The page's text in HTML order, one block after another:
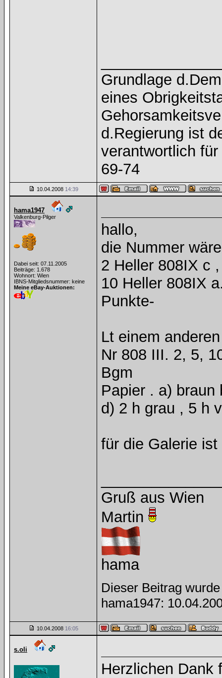
Grundlage
eines
d.Regierung ist
verantwortlich
69-74
10.04.2008 14:39
hama1947
Valkenburg-Pilger
Dabei seit: 07.11.2005
Beiträge: 1.678
Wohnort: Wien
IBNS-Mitgliedsnummer: keine
Meine eBay-Auktionen:
hallo,
die Nummer wäre
2 Heller 808IX c
10 Heller 808IX
Punkte-
Lt einem
Nr 808 III. 2, 5,
Bgm
Papier . a)
d) 2 h grau , 5 h
für die Galerie
Gruß aus Wien
Martin
hama
Dieser Beitrag
hama1947:
10.04.2008 16:05
s.oli
Herzlichen Dank